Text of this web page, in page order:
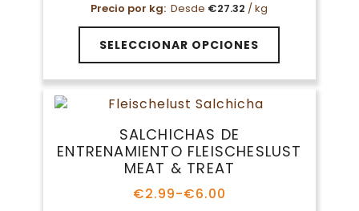
precios:
desde
€13.09
hasta
Precio por kg: Desde €27.32 / kg
SELECCIONAR OPCIONES
Este
producto
tiene
múltiples
variantes.
opciones
se
pueden
SALCHICHAS DE
ENTRENAMIENTO FLEISCHESLUST
MEAT & TREAT
€2.99-€6.00
Rango